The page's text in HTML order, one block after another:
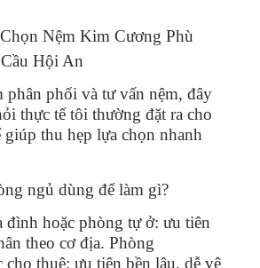
Nệm Kim Cương Phù
Hội An
phân phối và tư vấn nệm, đây
thực tế tôi thường đặt ra cho
giúp thu hẹp lựa chọn nhanh
ngủ dùng để làm gì?
đình hoặc phòng tự ở: ưu tiên
theo cơ địa. Phòng
cho thuê: ưu tiên bền lâu, dễ vệ